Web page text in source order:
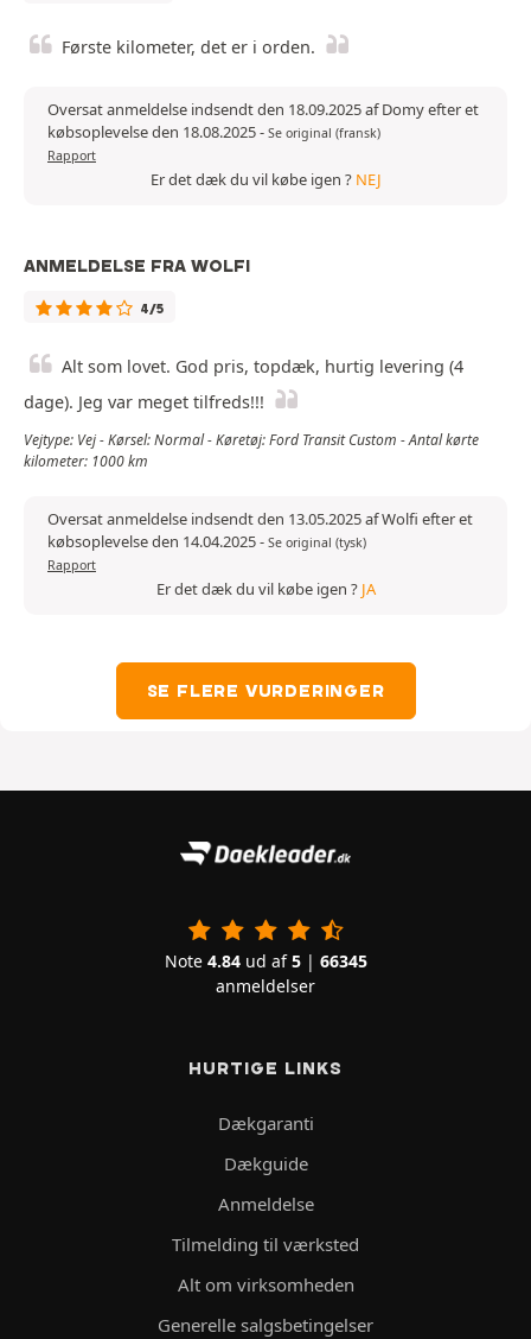
Første kilometer, det er i orden.
Oversat anmeldelse indsendt den 18.09.2025 af Domy efter et
købsoplevelse den 18.08.2025- Se original (fransk)
Rapport
Er det dæk du vil købe igen ? NEJ
ANMELDELSE FRA WOLFI
4/5
Alt som lovet. God pris, topdæk, hurtig levering (4
dage). Jeg var meget tilfreds!!!
Vejtype: Vej - Kørsel: Normal - Køretøj: Ford Transit Custom - Antal kørte
kilometer: 1000 km
Oversat anmeldelse indsendt den 13.05.2025 af Wolfi efter et
købsoplevelse den 14.04.2025- Se original (tysk)
Rapport
Er det dæk du vil købe igen ? JA
SE FLERE VURDERINGER
Note 4.84ud af5| 66345
anmeldelser
HURTIGE LINKS
Dækgaranti
Dækguide
Anmeldelse
Tilmelding til værksted
Alt om virksomheden
Generelle salgsbetingelser